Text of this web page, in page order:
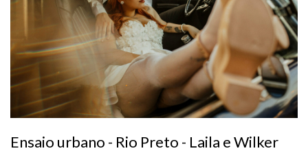
Ensaio urbano - Rio Preto - Laila e Wilker